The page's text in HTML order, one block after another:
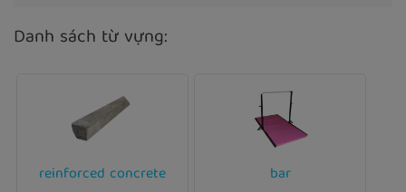
Danh sách từ vựng:
reinforced concrete
Ví dụ: bar
Ví dụ: